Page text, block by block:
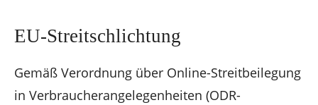
EU-Streitschlichtung
Gemäß Verordnung über Online-Streitbeilegung
in Verbraucherangelegenheiten (ODR-